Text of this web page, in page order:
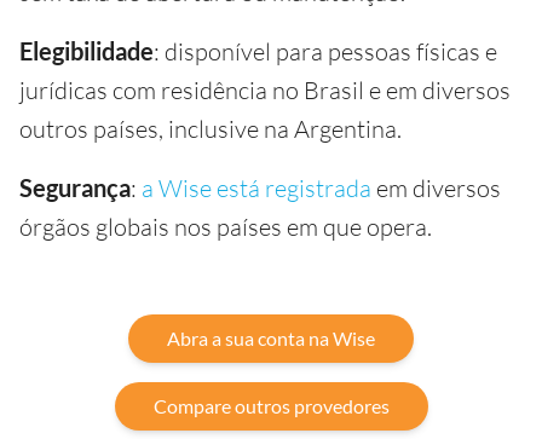
Elegibilidade: disponível para pessoas físicas e
jurídicas com residência no Brasil e em diversos
outros países, inclusive na Argentina.
Segurança: a Wise está registrada em diversos
órgãos globais nos países em que opera.
Abra a sua conta na Wise
Compare outros provedores